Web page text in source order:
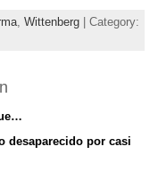
Wittenberg | Category:
desaparecido por casi